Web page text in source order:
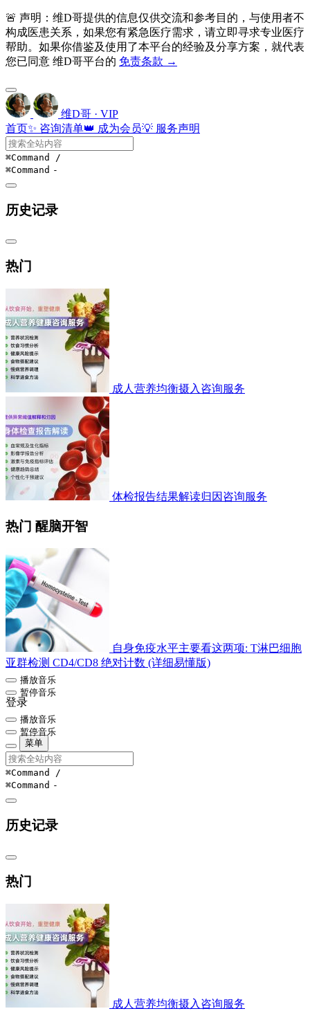
🚨 声明：维D哥提供的信息仅供交流和参考目的，与使用者不
构成医患关系，如果您有紧急医疗需求，请立即寻求专业医疗
帮助。如果你借鉴及使用了本平台的经验及分享方案，就代表
您已同意 维D哥平台的 免责条款 →
维D哥 · VIP
首页✨ 咨询清单👑 成为会员💡 服务声明
⌘Command /
⌘Command -
历史记录
热门
成人营养均衡摄入咨询服务
体检报告结果解读归因咨询服务
热门 醒脑开智
自身免疫水平主要看这两项: T淋巴细胞
亚群检测 CD4/CD8 绝对计数 (详细易懂版)
播放音乐
暂停音乐
登录
播放音乐
暂停音乐
菜单
⌘Command /
⌘Command -
历史记录
热门
成人营养均衡摄入咨询服务